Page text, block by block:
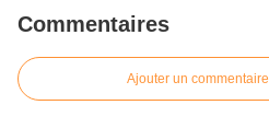
Commentaires
Ajouter un commentaire